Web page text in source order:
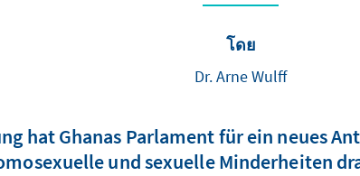
โดย
Dr. Arne Wulff
hat Ghanas Parlament für ein neues
und sexuelle Minderheiten